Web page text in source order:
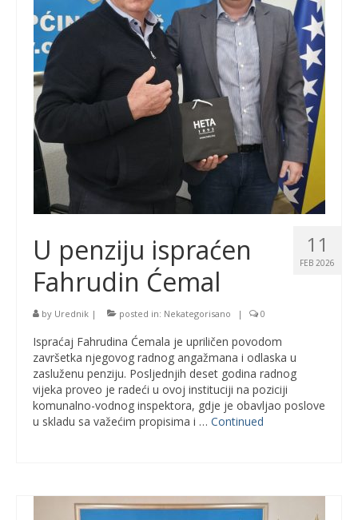
11
FEB 2026
U penziju ispraćen
Fahrudin Ćemal
by Urednik | posted in: Nekategorisano | 0
Ispraćaj Fahrudina Ćemala je upriličen povodom
završetka njegovog radnog angažmana i odlaska u
zasluženu penziju. Posljednjih deset godina radnog
vijeka proveo je radeći u ovoj instituciji na poziciji
komunalno-vodnog inspektora, gdje je obavljao poslove
u skladu sa važećim propisima i … Continued